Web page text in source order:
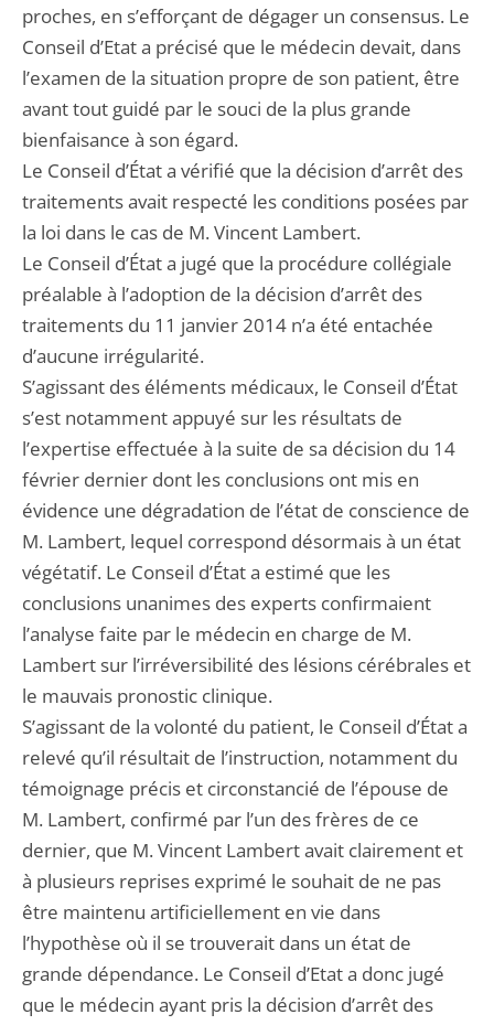
proches, en s’efforçant de dégager un consensus. Le
Conseil d’Etat a précisé que le médecin devait, dans
l’examen de la situation propre de son patient, être
avant tout guidé par le souci de la plus grande
bienfaisance à son égard.
Le Conseil d’État a vérifié que la décision d’arrêt des
traitements avait respecté les conditions posées par
la loi dans le cas de M. Vincent Lambert.
Le Conseil d’État a jugé que la procédure collégiale
préalable à l’adoption de la décision d’arrêt des
traitements du 11 janvier 2014 n’a été entachée
d’aucune irrégularité.
S’agissant des éléments médicaux, le Conseil d’État
s’est notamment appuyé sur les résultats de
l’expertise effectuée à la suite de sa décision du 14
février dernier dont les conclusions ont mis en
évidence une dégradation de l’état de conscience de
M. Lambert, lequel correspond désormais à un état
végétatif. Le Conseil d’État a estimé que les
conclusions unanimes des experts confirmaient
l’analyse faite par le médecin en charge de M.
Lambert sur l’irréversibilité des lésions cérébrales et
le mauvais pronostic clinique.
S’agissant de la volonté du patient, le Conseil d’État a
relevé qu’il résultait de l’instruction, notamment du
témoignage précis et circonstancié de l’épouse de
M. Lambert, confirmé par l’un des frères de ce
dernier, que M. Vincent Lambert avait clairement et
à plusieurs reprises exprimé le souhait de ne pas
être maintenu artificiellement en vie dans
l’hypothèse où il se trouverait dans un état de
grande dépendance. Le Conseil d’Etat a donc jugé
que le médecin ayant pris la décision d’arrêt des